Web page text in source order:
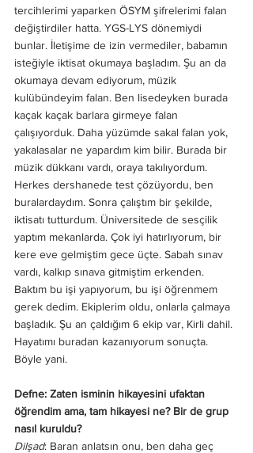
tercihlerimi yaparken ÖSYM şifrelerimi falan
değiştirdiler hatta. YGS-LYS dönemiydi
bunlar. İletişime de izin vermediler, babamın
isteğiyle iktisat okumaya başladım. Şu an da
okumaya devam ediyorum, müzik
kulübündeyim falan. Ben lisedeyken burada
kaçak kaçak barlara girmeye falan
çalışıyorduk. Daha yüzümde sakal falan yok,
yakalasalar ne yapardım kim bilir. Burada bir
müzik dükkanı vardı, oraya takılıyordum.
Herkes dershanede test çözüyordu, ben
buralardaydım. Sonra çalıştım bir şekilde,
iktisatı tutturdum. Üniversitede de sesçilik
yaptım mekanlarda. Çok iyi hatırlıyorum, bir
kere eve gelmiştim gece üçte. Sabah sınav
vardı, kalkıp sınava gitmiştim erkenden.
Baktım bu işi yapıyorum, bu işi öğrenmem
gerek dedim. Ekiplerim oldu, onlarla çalmaya
başladık. Şu an çaldığım 6 ekip var, Kirli dahil.
Hayatımı buradan kazanıyorum sonuçta.
Böyle yani.
Defne: Zaten isminin hikayesini ufaktan
öğrendim ama, tam hikayesi ne? Bir de grup
nasıl kuruldu?
Dilşad: Baran anlatsın onu, ben daha geç